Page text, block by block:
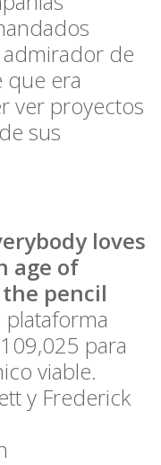
de
que era
ver proyectos
sus
loves
age of
pencil
para
viable.
y Frederick